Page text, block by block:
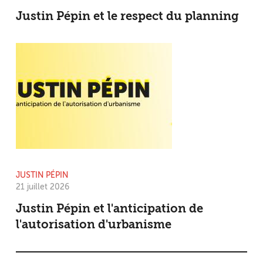
Justin Pépin et le respect du planning
JUSTIN PÉPIN
21 juillet 2026
Justin Pépin et l'anticipation de
l'autorisation d'urbanisme